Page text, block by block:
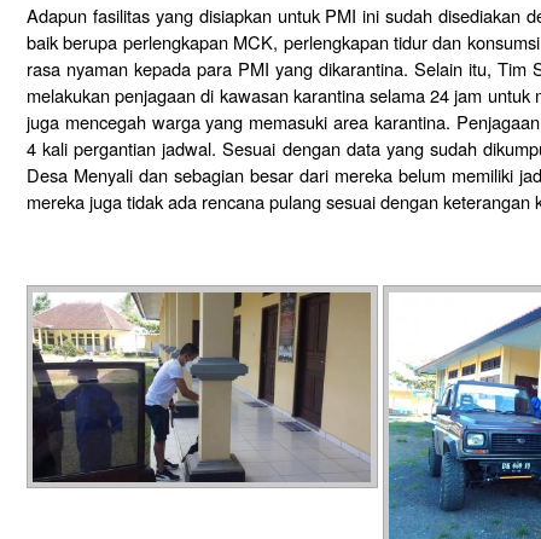
Adapun fasilitas yang disiapkan untuk PMI ini sudah disediakan
baik berupa perlengkapan MCK, perlengkapan tidur dan
rasa nyaman kepada para PMI yang dikarantina. Selain itu, Tim
melakukan penjagaan di kawasan karantina selama 24 jam
juga mencegah warga yang memasuki area karantina.
4 kali pergantian jadwal. Sesuai dengan data yang sudah
Desa Menyali dan sebagian besar dari mereka belum memiliki
mereka juga tidak ada rencana pulang sesuai dengan keterangan